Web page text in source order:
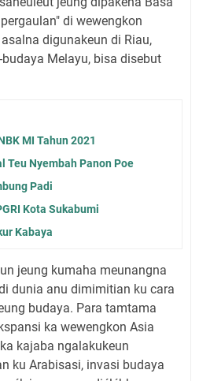
di wewengkon
digunakeun di Riau,
Melayu, bisa disebut
MI Tahun 2021
Teu Nyembah Panon Poe
Padi
Kota Sukabumi
Kabaya
jeung kumaha meunangna
dunia anu dimimitian ku cara
budaya. Para tamtama
ka wewengkon Asia
kajaba ngalakukeun
ku Arabisasi, invasi budaya